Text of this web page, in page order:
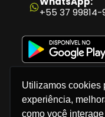
Utilizamos cookies
experiência,
como você
seu
aplicativo
+55 37 99814-